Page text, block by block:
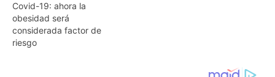
Covid-19: ahora la
obesidad será
considerada factor de
riesgo